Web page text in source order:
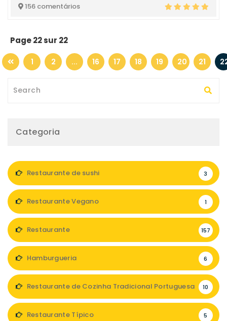
156 comentários
Page 22 sur 22
1 2 ... 16 17 18 19 20 21
Categoria
Restaurante de sushi 3
Restaurante Vegano 1
Restaurante 157
Hamburgueria 6
Restaurante de Cozinha Tradicional Portuguesa 10
Restaurante Típico 5